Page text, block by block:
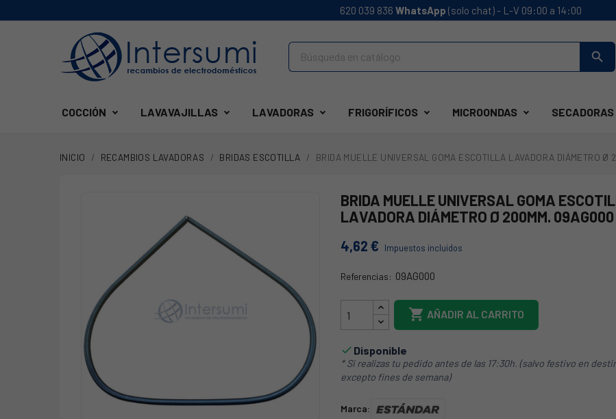
620 039 836 WhatsApp (solo chat) - L-V 09:00 a 14:00
search
COCCIÓN LAVAVAJILLAS LAVADORAS FRIGORÍFICOS MICROONDAS SECADORAS
INICIO RECAMBIOS LAVADORAS BRIDAS ESCOTILLA BRIDA MUELLE UNIVERSAL GOMA ESCOTILLA LAVADORA DIÁMETRO Ø
BRIDA MUELLE UNIVERSAL GOMA
LAVADORA DIÁMETRO Ø 200MM. 09AG000
4,62 € Impuestos incluidos
Referencias: 09AG000
09AG000
 AÑADIR AL CARRITO
 Disponible
* Si realizas tu pedido antes de las 17:30h. (salvo festivo en
excepto fines de semana)
Marca: